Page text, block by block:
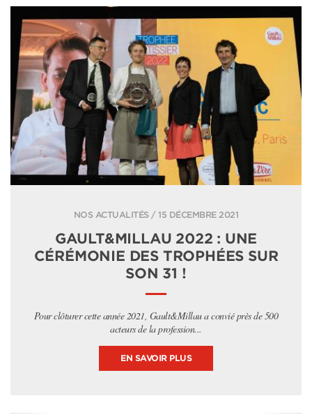
NOS ACTUALITÉS / 15 DÉCEMBRE 2021
GAULT&MILLAU 2022 : UNE
CÉRÉMONIE DES TROPHÉES SUR
SON 31 !
Pour clôturer cette année 2021, Gault&Millau a convié près de 500
acteurs de la profession...
EN SAVOIR PLUS